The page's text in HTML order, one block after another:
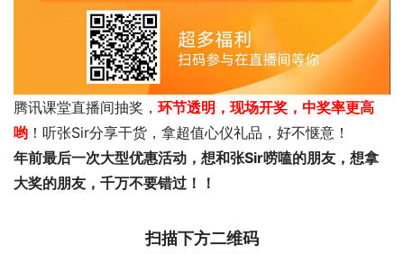
腾讯课堂直播间抽奖， 环节透明，现场开奖，中奖率更高
哟 ！听张Sir分享干货，拿超值心仪礼品，好不惬意！
年前最后一次大型优惠活动， 想和张Sir唠嗑的朋友， 想拿
大奖的朋友， 千万不要错过！！
扫描下方二维码